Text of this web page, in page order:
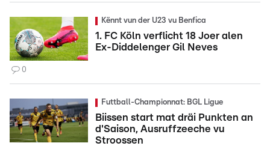
Kënnt vun der U23 vu Benfica
1. FC Köln verflicht 18 Joer alen
Ex-Diddelenger Gil Neves
0
Futtball-Championnat: BGL Ligue
Biissen start mat dräi Punkten an
d'Saison, Ausruffzeeche vu
Stroossen